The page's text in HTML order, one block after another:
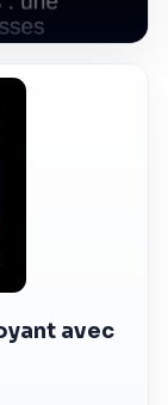
avec